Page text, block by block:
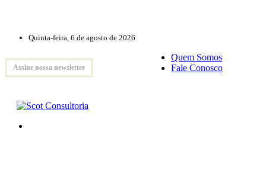
Quinta-feira, 6 de agosto de 2026
Assine nossa newsletter
Quem Somos
Fale Conosco